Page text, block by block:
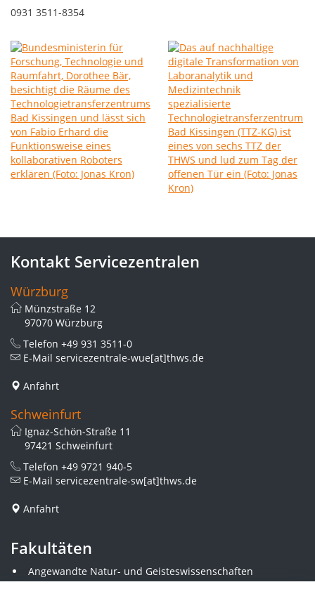
0931 3511-8354
Kontakt Servicezentralen
Würzburg
Münzstraße 12
97070 Würzburg
Telefon +49 931 3511-0
E-Mail servicezentrale-wue[at]thws.de
Anfahrt
Schweinfurt
Ignaz-Schön-Straße 11
97421 Schweinfurt
Telefon +49 9721 940-5
E-Mail servicezentrale-sw[at]thws.de
Anfahrt
Fakultäten
Angewandte Natur- und Geisteswissenschaften
Angewandte Sozialwissenschaften